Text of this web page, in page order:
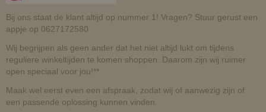
Bij ons staat de klant altijd op nummer 1! Vragen? Stuur gerust een
appje op 0627172580
Wij begrijpen als geen ander dat het niet altijd lukt om tijdens
reguliere winkeltijden te komen shoppen. Daarom zijn wij ruimer
open speciaal voor jou!**
Maak wel eerst even een afspraak, zodat wij of aanwezig zijn of
een passende oplossing kunnen vinden.